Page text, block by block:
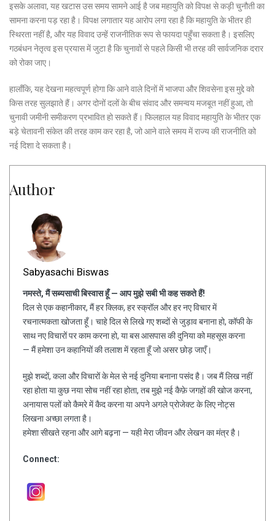
इसके अलावा, यह खटास उस समय सामने आई है जब महायुति को विपक्ष से कड़ी चुनौती का
सामना करना पड़ रहा है। विपक्ष लगातार यह आरोप लगा रहा है कि महायुति के भीतर ही
स्थिरता नहीं है, और यह विवाद उन्हें राजनीतिक रूप से फायदा पहुँचा सकता है। इसलिए
गठबंधन नेतृत्व इस प्रयास में जुटा है कि चुनावों से पहले किसी भी तरह की सार्वजनिक दरार
को रोका जाए।
हालाँकि, यह देखना महत्वपूर्ण होगा कि आने वाले दिनों में भाजपा और शिवसेना इस मुद्दे को
किस तरह सुलझाते हैं। अगर दोनों दलों के बीच संवाद और समन्वय मजबूत नहीं हुआ, तो
चुनावी जमीनी समीकरण प्रभावित हो सकते हैं। फिलहाल यह विवाद महायुति के भीतर एक
बड़े चेतावनी संकेत की तरह काम कर रहा है, जो आने वाले समय में राज्य की राजनीति को
नई दिशा दे सकता है।
Author
Sabyasachi Biswas
नमस्ते, मैं सब्यसाची बिस्वास हूँ — आप मुझे सबी भी कह सकते हैं!
दिल से एक कहानीकार, मैं हर क्लिक, हर स्क्रॉल और हर नए विचार में
रचनात्मकता खोजता हूँ। चाहे दिल से लिखे गए शब्दों से जुड़ाव बनाना हो, कॉफी के
साथ नए विचारों पर काम करना हो, या बस आसपास की दुनिया को महसूस करना
— मैं हमेशा उन कहानियों की तलाश में रहता हूँ जो असर छोड़ जाएँ।
मुझे शब्दों, कला और विचारों के मेल से नई दुनिया बनाना पसंद है। जब मैं लिख नहीं
रहा होता या कुछ नया सोच नहीं रहा होता, तब मुझे नई कैफ़े जगहों की खोज करना,
अनायास पलों को कैमरे में कैद करना या अपने अगले प्रोजेक्ट के लिए नोट्स
लिखना अच्छा लगता है।
हमेशा सीखते रहना और आगे बढ़ना — यही मेरा जीवन और लेखन का मंत्र है।
Connect: